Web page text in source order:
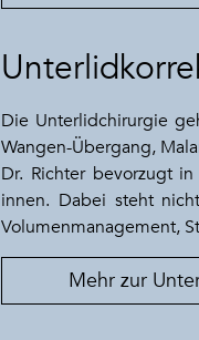
Die Unterlidchirurgie
Wangen-Übergang,
Dr. Richter bevorzugt
innen. Dabei steht
Volumenmanagement,
Mehr zur